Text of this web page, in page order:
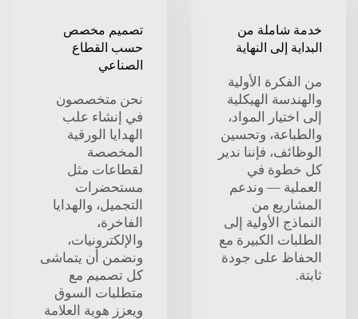
شاملة من
إلى النهاية
الأولية
الهيكلية
المواد،
وتحسين
فإننا ندير
في
— وندعم
من
الأولية إلى
الكبيرة مع
على جودة
تصميم مخصص
حسب القطاع
نحن متخصصون
في إنشاء علب
الهدايا الورقية
لقطاعات مثل
مستحضرات
التجميل، والهدايا
والإلكترونيات،
ونضمن أن يتماشى
كل تصميم مع
متطلبات السوق
ويعزز هوية العلامة